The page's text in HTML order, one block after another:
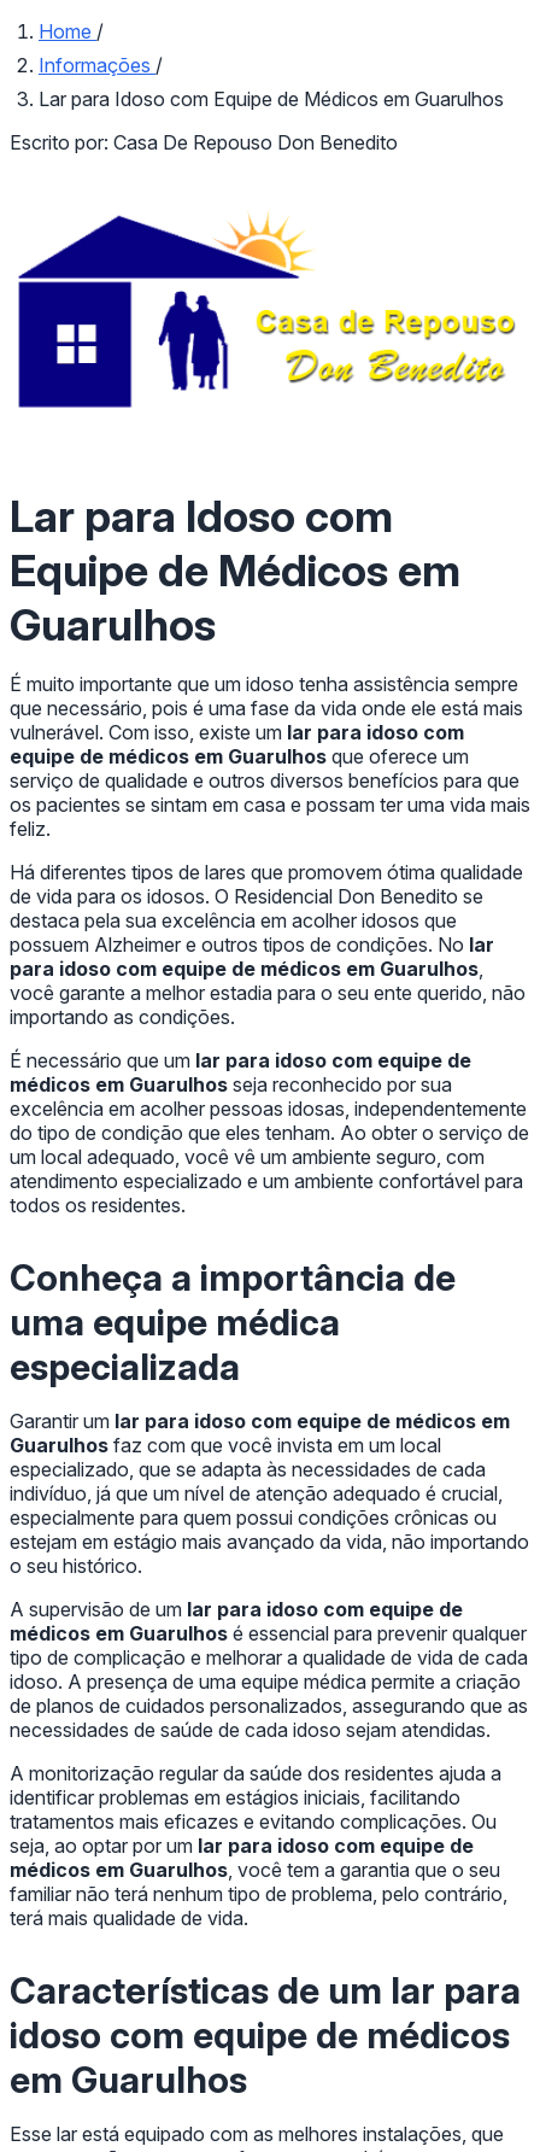
Home /
Informações /
Lar para Idoso com Equipe de Médicos em Guarulhos
Escrito por: Casa De Repouso Don Benedito
Lar para Idoso com
Equipe de Médicos em
Guarulhos
É muito importante que um idoso tenha assistência sempre
que necessário, pois é uma fase da vida onde ele está mais
vulnerável. Com isso, existe um lar para idoso com
equipe de médicos em Guarulhos que oferece um
serviço de qualidade e outros diversos benefícios para que
os pacientes se sintam em casa e possam ter uma vida mais
feliz.
Há diferentes tipos de lares que promovem ótima qualidade
de vida para os idosos. O Residencial Don Benedito se
destaca pela sua excelência em acolher idosos que
possuem Alzheimer e outros tipos de condições. No lar
para idoso com equipe de médicos em Guarulhos,
você garante a melhor estadia para o seu ente querido, não
importando as condições.
É necessário que um lar para idoso com equipe de
médicos em Guarulhos seja reconhecido por sua
excelência em acolher pessoas idosas, independentemente
do tipo de condição que eles tenham. Ao obter o serviço de
um local adequado, você vê um ambiente seguro, com
atendimento especializado e um ambiente confortável para
todos os residentes.
Conheça a importância de
uma equipe médica
especializada
Garantir um lar para idoso com equipe de médicos em
Guarulhos faz com que você invista em um local
especializado, que se adapta às necessidades de cada
indivíduo, já que um nível de atenção adequado é crucial,
especialmente para quem possui condições crônicas ou
estejam em estágio mais avançado da vida, não importando
o seu histórico.
A supervisão de um lar para idoso com equipe de
médicos em Guarulhos é essencial para prevenir qualquer
tipo de complicação e melhorar a qualidade de vida de cada
idoso. A presença de uma equipe médica permite a criação
de planos de cuidados personalizados, assegurando que as
necessidades de saúde de cada idoso sejam atendidas.
A monitorização regular da saúde dos residentes ajuda a
identificar problemas em estágios iniciais, facilitando
tratamentos mais eficazes e evitando complicações. Ou
seja, ao optar por um lar para idoso com equipe de
médicos em Guarulhos, você tem a garantia que o seu
familiar não terá nenhum tipo de problema, pelo contrário,
terá mais qualidade de vida.
Características de um lar para
idoso com equipe de médicos
em Guarulhos
Esse lar está equipado com as melhores instalações, que